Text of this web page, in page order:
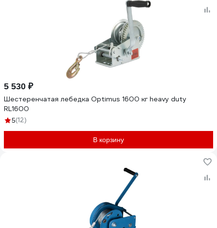
5 530 ₽
Шестеренчатая лебедка Optimus 1600 кг heavy duty
RL1600
5(12)
В корзину